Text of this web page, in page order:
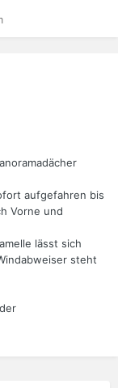
aufgefahren bis
Vorne und
lässt sich
steht